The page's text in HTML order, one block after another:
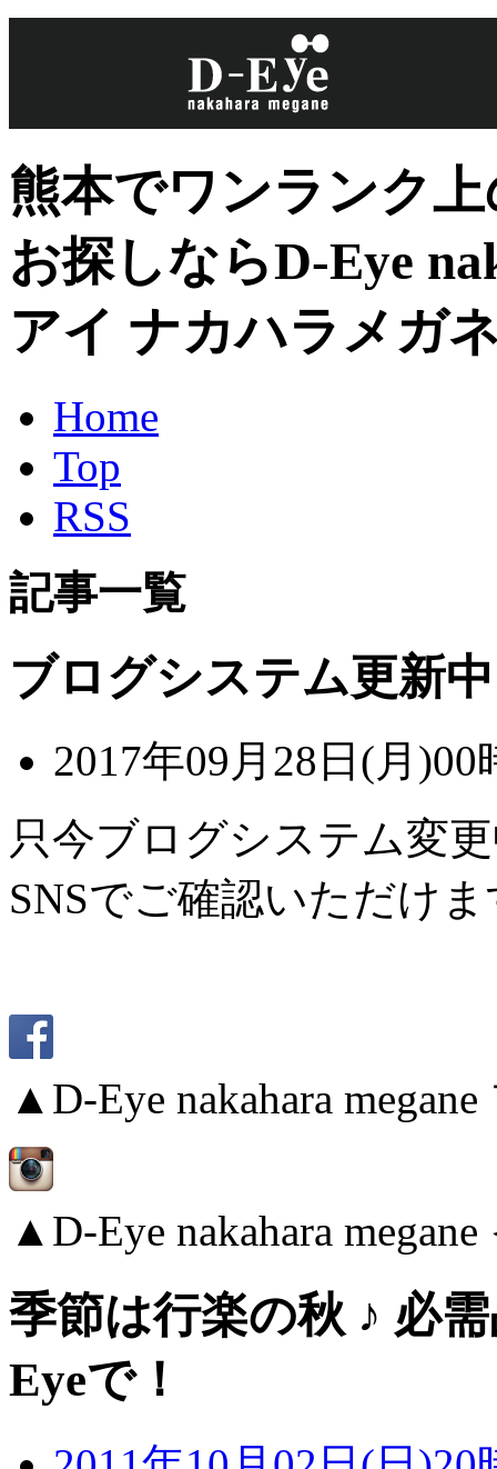
熊本でワンランク
お探しならD-Eye
アイ ナカハラメガ
Home
Top
RSS
記事一覧
ブログシステム更新中
2017年09月28日(月)00
只今ブログシステム変
SNSでご確認いただけ
▲D-Eye nakahara
▲D-Eye nakahara
季節は行楽の秋 ♪ 必
Eyeで！